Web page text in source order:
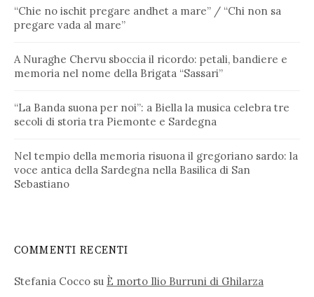
“Chie no ischit pregare andhet a mare” / “Chi non sa
pregare vada al mare”
A Nuraghe Chervu sboccia il ricordo: petali, bandiere e
memoria nel nome della Brigata “Sassari”
“La Banda suona per noi”: a Biella la musica celebra tre
secoli di storia tra Piemonte e Sardegna
Nel tempio della memoria risuona il gregoriano sardo: la
voce antica della Sardegna nella Basilica di San
Sebastiano
COMMENTI RECENTI
Stefania Cocco su È morto Ilio Burruni di Ghilarza